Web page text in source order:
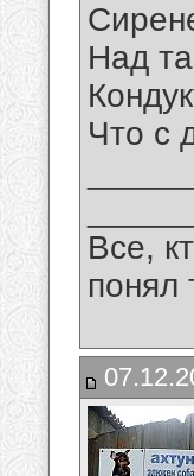
Над
Что с
Все,
понял